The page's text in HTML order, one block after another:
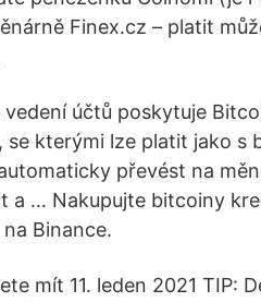
Finex.cz – platit
vedení účtů poskytuje
se kterými lze platit jako s
převést na
a … Nakupujte bitcoiny
Binance.
mít 11. leden 2021 TIP: